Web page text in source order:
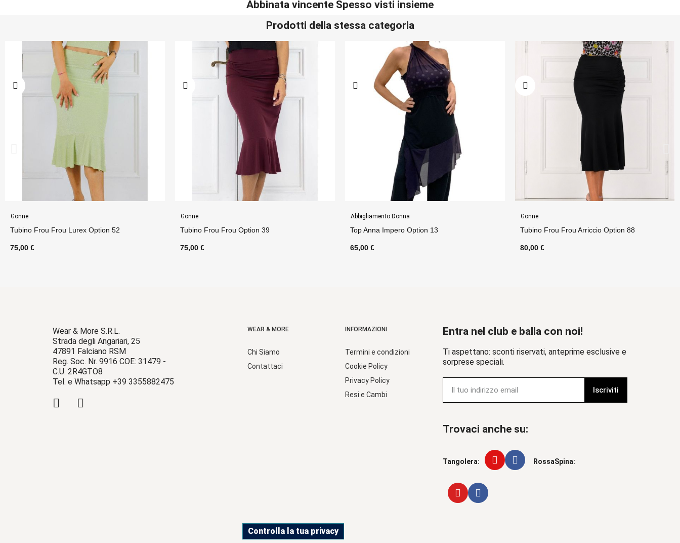
Abbinata vincente Spesso visti insieme
Prodotti della stessa categoria
Gonne
Tubino Frou Frou Option 39
75,00 €
Abbigliamento Donna
Top Anna Impero Option 13
65,00 €
Gonne
Tubino Frou Frou Arriccio Option 88
80,00 €
Top
Top Viky Option 14
65,00 €
Wear & More S.R.L.
Strada degli Angariari, 25
47891 Falciano RSM
Reg. Soc. Nr. 9916 COE: 31479 -
C.U. 2R4GTO8
Tel. e Whatsapp +39 3355882475
WEAR & MORE
Chi Siamo
Contattaci
INFORMAZIONI
Termini e condizioni
Cookie Policy
Privacy Policy
Resi e Cambi
Entra nel club e balla con noi!
Ti aspettano: sconti riservati, anteprime esclusive e
sorprese speciali.
Iscriviti
Trovaci anche su:
Tangolera: RossaSpina:
Controlla la tua privacy